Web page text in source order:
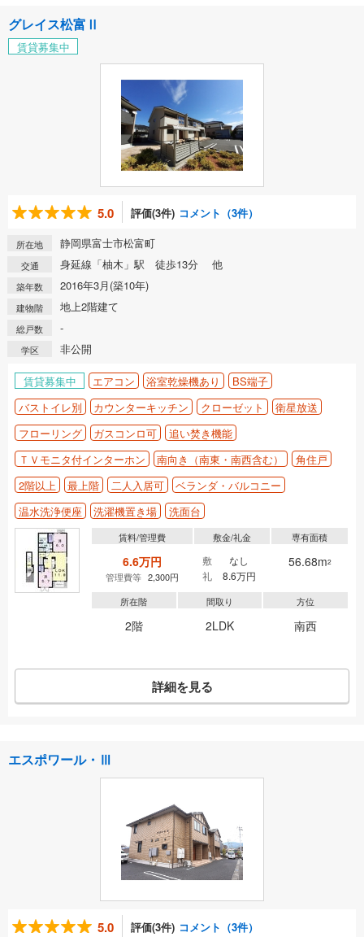
グレイス松富Ⅱ
賃貸募集中
5.0 評価(3件) コメント（3件）
所在地 静岡県富士市松富町
交通 身延線「柚木」駅 徒歩13分 他
築年数 2016年3月(築10年)
建物階 地上2階建て
総戸数 -
学区 非公開
賃貸募集中 エアコン 浴室乾燥機あり
BS端子
バストイレ別
カウンターキッチン クローゼット
衛星放送
フローリング
ガスコンロ可
追い焚き機能
ＴＶモニタ付インターホン
南向き（南東・南西含む）
角住戸
2階以上
最上階 二人入居可
ベランダ・バルコニー
温水洗浄便座
洗濯機置き場 洗面台
賃料/管理費
6.6万円
管理費等 2,300円
敷金/礼金
敷
なし
礼
8.6万円
専有面積
56.68m2
所在階
2階
間取り
2LDK
方位
南西
詳細を見る
エスポワール・Ⅲ
5.0 評価(3件) コメント（3件）